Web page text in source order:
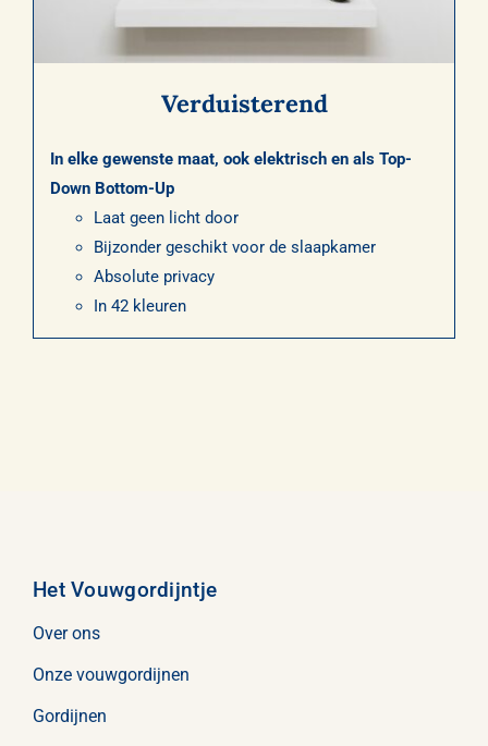
Verduisterend
In elke gewenste maat, ook elektrisch en als Top-
Down Bottom-Up
Laat geen licht door
Bijzonder geschikt voor de slaapkamer
Absolute privacy
In 42 kleuren
Het Vouwgordijntje
Over ons
Onze vouwgordijnen
Gordijnen